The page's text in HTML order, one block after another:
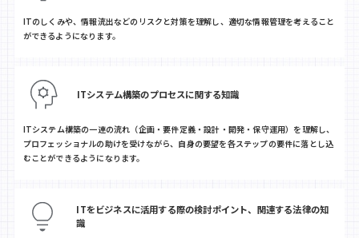
ITのしくみや、情報流出などのリスクと対策を理解し、適切な情報管理を考えること
ができるようになります。
ITシステム構築のプロセスに関する知識
ITシステム構築の一連の流れ（企画・要件定義・設計・開発・保守運用）を理解し、
プロフェッショナルの助けを受けながら、自身の要望を各ステップの要件に落とし込
むことができるようになります。
ITをビジネスに活用する際の検討ポイント、関連する法律の知
識